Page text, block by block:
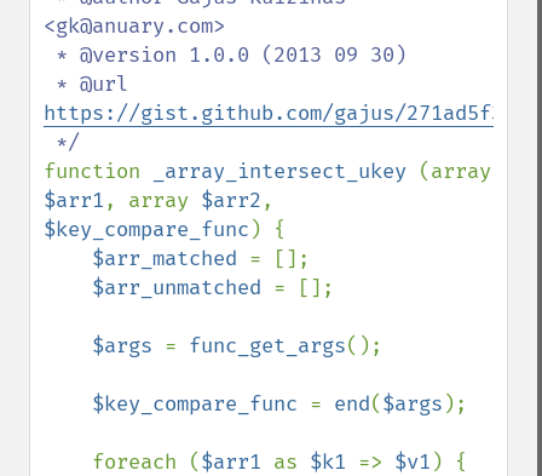
<gk@anuary.com>
https://gist.github.com/gajus/
function
_array_intersect_ukey
$arr1, array $arr2
$key_compare_func ) {
$arr_matched = [];
$arr_unmatched = [];
$args = func_get_args();
$key_compare_func = end($args );
    foreach (
$arr1 as $k1 => $v1 ) {